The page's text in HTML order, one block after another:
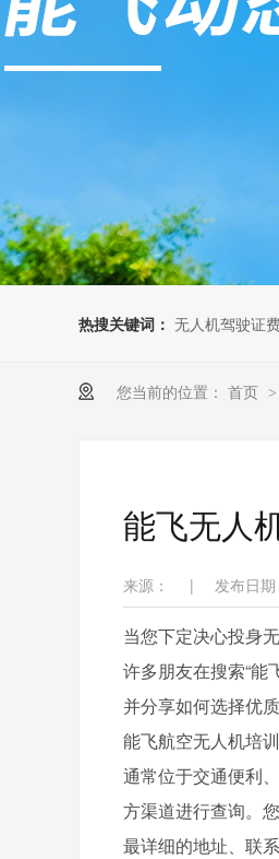
装
无
无
热搜关键词： 无人机驾驶证
您当前的位置： 首页 >
能飞无人
来源： | 发布日
当您下定决心投身
许多朋友在搜索“能
并分享如何选择优
能飞航空无人机培
通常位于交通便利
方渠道进行查询。
最详细的地址、联